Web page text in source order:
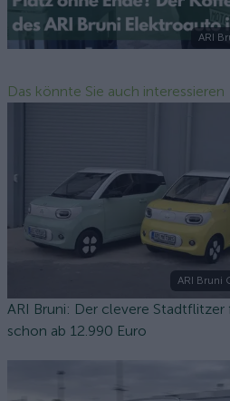
ARI
Das könnte Sie auch interessieren
ARI Bruni
ARI Bruni: Der clevere Stadtflitzer
schon ab 12.990 Euro